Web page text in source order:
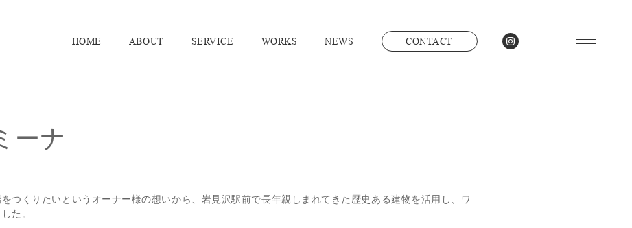
HOME ABOUT SERVICE WORKS NEWS CONTACT
ーナ
つくりたいというオーナー様の想いから、岩見沢駅前で長年親しまれてきた歴史ある建物を活用し、ワ
た。